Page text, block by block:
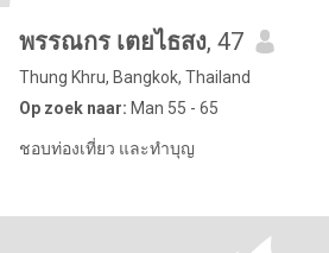
พรรณกร เตยไธสง, 47
Thung Khru, Bangkok, Thailand
Op zoek naar: Man 55 - 65
ชอบท่องเที่ยว และทำบุญ